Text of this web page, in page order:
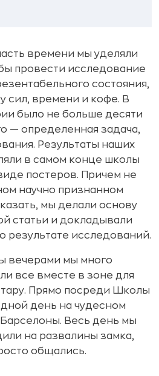
времени мы уделяли
провести исследование
состояния,
сил, времени и кофе. В
было не больше десяти
— определенная задача,
Результаты наших
в самом конце школы
постеров. Причем не
научно признанном
мы делали основу
статьи и докладывали
результате исследований.
вечерами мы много
все вместе в зоне для
Прямо посреди Школы
день на чудесном
Весь день мы
на развалины замка,
общались.